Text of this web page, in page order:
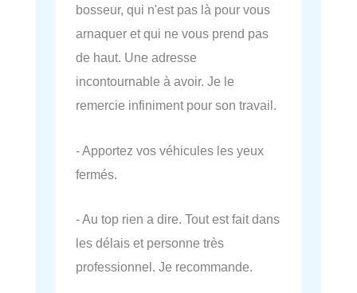
bosseur, qui n'est pas là pour vous
arnaquer et qui ne vous prend pas
de haut. Une adresse
incontournable à avoir. Je le
remercie infiniment pour son travail.
- Apportez vos véhicules les yeux
fermés.
- Au top rien a dire. Tout est fait dans
les délais et personne très
professionnel. Je recommande.